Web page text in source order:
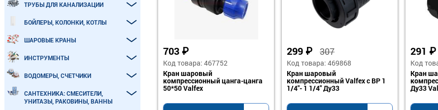
703 ₽
Код товара: 467752
Кран шаровый
компрессионный цанга-цанга
50*50 Valfex
299 ₽ 307
Код товара: 469868
Кран шаровый
компрессионный Valfex с ВР 1
1/4"- 1 1/4" Ду33
291 ₽
Код
Кран
Ду33
ТРУБЫ ДЛЯ КАНАЛИЗАЦИИ
БОЙЛЕРЫ, КОЛОНКИ, КОТЛЫ
ШАРОВЫЕ КРАНЫ
ИНСТРУМЕНТЫ
ВОДОМЕРЫ, СЧЕТЧИКИ
САНТЕХНИКА: СМЕСИТЕЛИ,
УНИТАЗЫ, РАКОВИНЫ, ВАННЫ